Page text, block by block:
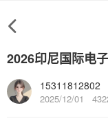
2026印尼国际电
15311812802
2025/12/01